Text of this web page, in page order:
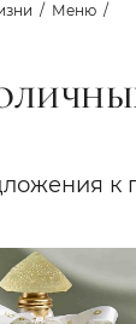
Меню
к